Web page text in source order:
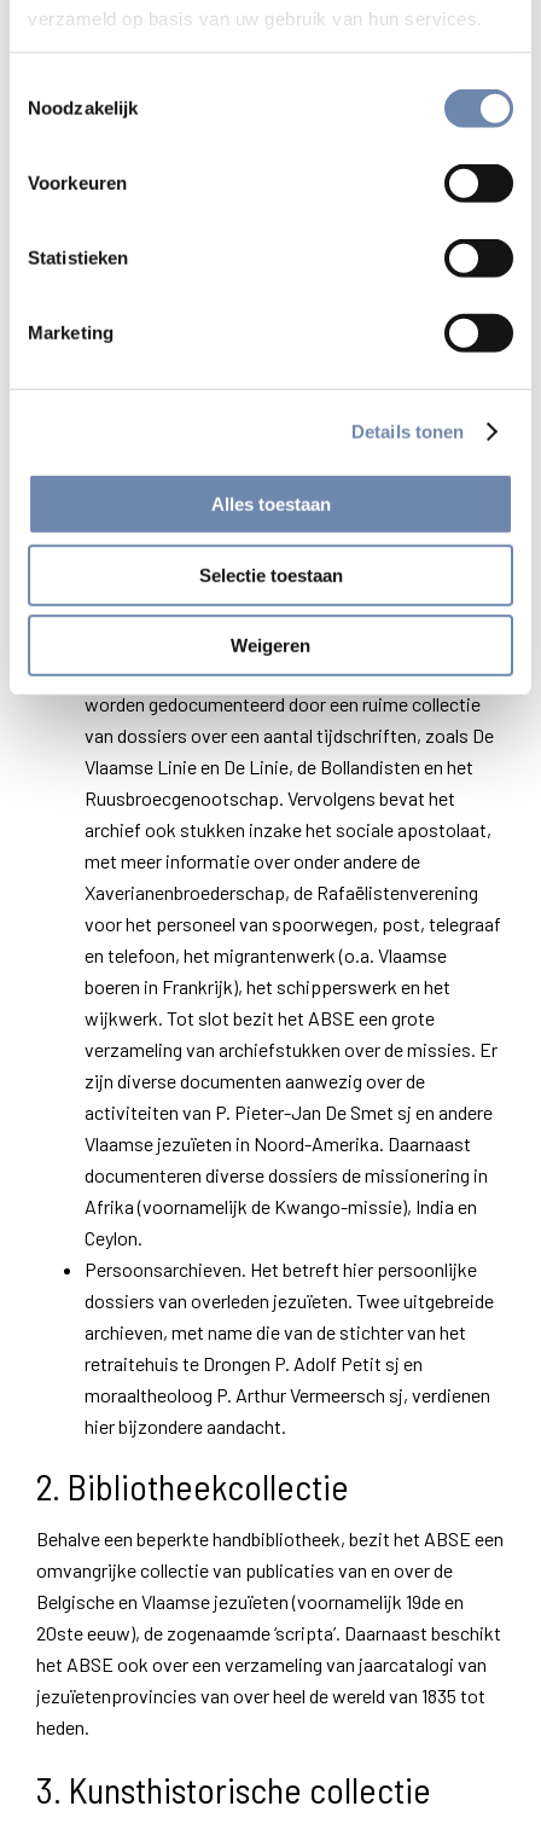
verzameld op basis van uw gebruik van hun services.
Noodzakelijk
Voorkeuren
Statistieken
Marketing
Details tonen
Alles toestaan
Selectie toestaan
Weigeren
het beleid, de religieuze vorming, de studieopleiding
er ook stukken bewaard over de periode 1814-1830,
toegelaten, maar toch reeds discreet werkzaam
tot heden. De stukken documenteren de groei en de
Brugge, Brussel, Gent, Heverlee, Kortrijk, Leuven en
Oostakker), -colleges (o.a. in Aalst, Antwerpen,
Borgerhout, Brussel, Gent en Turnhout) en -
retraitehuizen (in Alken, Drongen, Gent en Lier).
jezuïeten van 1830 tot heden. Naast een rijke
collectie over de onderwijsactiviteiten, zijn er
talrijke documenten inzake de zielzorg, zoals de
volksmissies, de retraites, de Mariacongregraties,
het Apostolaat van het Gebed, de Bonden van het H.
Hart, Zedenadel en de Ignatiusvereniging. De
wetenschappelijke activiteiten van de jezuïeten
worden gedocumenteerd door een ruime collectie
van dossiers over een aantal tijdschriften, zoals De
Vlaamse Linie en De Linie, de Bollandisten en het
Ruusbroecgenootschap. Vervolgens bevat het
archief ook stukken inzake het sociale apostolaat,
met meer informatie over onder andere de
Xaverianenbroederschap, de Rafaëlistenverening
voor het personeel van spoorwegen, post, telegraaf
en telefoon, het migrantenwerk (o.a. Vlaamse
boeren in Frankrijk), het schipperswerk en het
wijkwerk. Tot slot bezit het ABSE een grote
verzameling van archiefstukken over de missies. Er
zijn diverse documenten aanwezig over de
activiteiten van P. Pieter-Jan De Smet sj en andere
Vlaamse jezuïeten in Noord-Amerika. Daarnaast
documenteren diverse dossiers de missionering in
Afrika (voornamelijk de Kwango-missie), India en
Ceylon.
Persoonsarchieven. Het betreft hier persoonlijke
dossiers van overleden jezuïeten. Twee uitgebreide
archieven, met name die van de stichter van het
retraitehuis te Drongen P. Adolf Petit sj en
moraaltheoloog P. Arthur Vermeersch sj, verdienen
hier bijzondere aandacht.
2. Bibliotheekcollectie
Behalve een beperkte handbibliotheek, bezit het ABSE een
omvangrijke collectie van publicaties van en over de
Belgische en Vlaamse jezuïeten (voornamelijk 19de en
20ste eeuw), de zogenaamde ‘scripta’. Daarnaast beschikt
het ABSE ook over een verzameling van jaarcatalogi van
jezuïetenprovincies van over heel de wereld van 1835 tot
heden.
3. Kunsthistorische collectie